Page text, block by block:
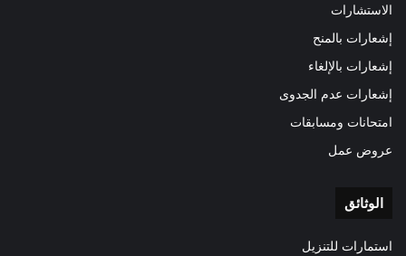
الاستشارات
إشعارات بالمنح
إشعارات بالإلغاء
إشعارات عدم الجدوى
امتحانات ومسابقات
عروض عمل
الوثائق
استمارات للتنزيل